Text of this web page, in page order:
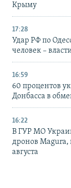
Крыму
17:28
Удар РФ по
человек –
16:59
60 процентов
Донбасса в
16:22
В ГУР МО
дронов Magura,
августа